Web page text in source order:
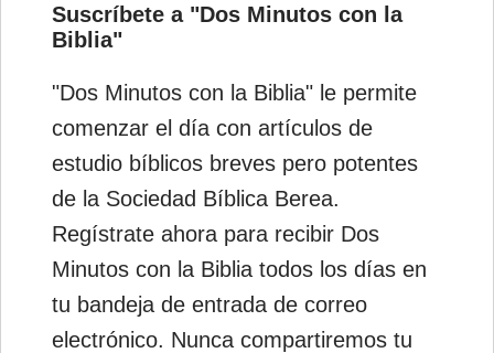
Suscríbete a "Dos Minutos con la
Biblia"
"Dos Minutos con la Biblia" le permite
comenzar el día con artículos de
estudio bíblicos breves pero potentes
de la Sociedad Bíblica Berea.
Regístrate ahora para recibir Dos
Minutos con la Biblia todos los días en
tu bandeja de entrada de correo
electrónico. Nunca compartiremos tu